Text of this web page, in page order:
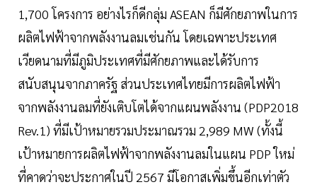
1,700 โครงการ อย่างไรก็ดีกลุ่ม ASEAN ก็มีศักยภาพในการ
ผลิตไฟฟ้าจากพลังงานลมเช่นกัน โดยเฉพาะประเทศ
เวียดนามที่มีภูมิประเทศที่มีศักยภาพและได้รับการ
สนับสนุนจากภาครัฐ ส่วนประเทศไทยมีการผลิตไฟฟ้า
จากพลังงานลมที่ยังเติบโตได้จากแผนพลังงาน (PDP2018
Rev.1) ที่มีเป้าหมายรวมประมาณรวม 2,989 MW (ทั้งนี้
เป้าหมายการผลิตไฟฟ้าจากพลังงานลมในแผน PDP ใหม่
ที่คาดว่าจะประกาศในปี 2567 มีโอกาสเพิ่มขึ้นอีกเท่าตัว